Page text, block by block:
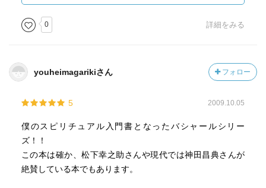
振動の違いによって、差ができます。
この人生にフォーカスすれば、
必要なものがすべて現在から得られます。
つまり、過去も未来も現在にあるからです。
0 詳細をみる
youheimagarikiさん フォロー
5 2009.10.05
僕のスピリチュアル入門書となったバシャールシリー
ズ！！
この本は確か、松下幸之助さんや現代では神田昌典さんが
絶賛している本でもあります。